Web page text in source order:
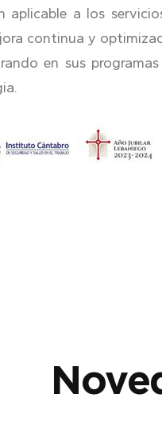
aplicable a los
continua y
en sus